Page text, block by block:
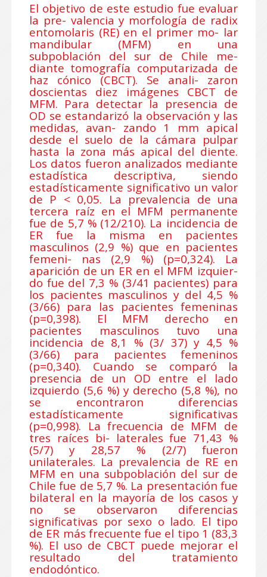
El objetivo de este estudio fue evaluar
la pre- valencia y morfología de radix
entomolaris (RE) en el primer mo- lar
mandibular (MFM) en una
subpoblación del sur de Chile me-
diante tomografía computarizada de
haz cónico (CBCT). Se anali- zaron
doscientas diez imágenes CBCT de
MFM. Para detectar la presencia de
OD se estandarizó la observación y las
medidas, avan- zando 1 mm apical
desde el suelo de la cámara pulpar
hasta la zona más apical del diente.
Los datos fueron analizados mediante
estadística descriptiva, siendo
estadísticamente significativo un valor
de P < 0,05. La prevalencia de una
tercera raíz en el MFM permanente
fue de 5,7 % (12/210). La incidencia de
ER fue la misma en pacientes
masculinos (2,9 %) que en pacientes
femeni- nas (2,9 %) (p=0,324). La
aparición de un ER en el MFM izquier-
do fue del 7,3 % (3/41 pacientes) para
los pacientes masculinos y del 4,5 %
(3/66) para las pacientes femeninas
(p=0,398). El MFM derecho en
pacientes masculinos tuvo una
incidencia de 8,1 % (3/ 37) y 4,5 %
(3/66) para pacientes femeninos
(p=0,340). Cuando se comparó la
presencia de un OD entre el lado
izquierdo (5,6 %) y derecho (5,8 %), no
se encontraron diferencias
estadísticamente significativas
(p=0,998). La frecuencia de MFM de
tres raíces bi- laterales fue 71,43 %
(5/7) y 28,57 % (2/7) fueron
unilaterales. La prevalencia de RE en
MFM en una subpoblación del sur de
Chile fue de 5,7 %. La presentación fue
bilateral en la mayoría de los casos y
no se observaron diferencias
significativas por sexo o lado. El tipo
de ER más frecuente fue el tipo 1 (83,3
%). El uso de CBCT puede mejorar el
resultado del tratamiento
endodóntico.